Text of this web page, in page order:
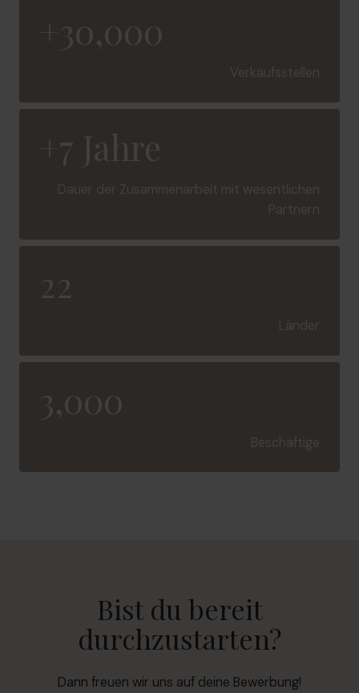
+30,000
Verkaufsstellen
+7 Jahre
Dauer der Zusammenarbeit mit wesentlichen
Partnern
22
Länder
3,000
Beschäftige
Bist du bereit
durchzustarten?
Dann freuen wir uns auf deine Bewerbung!